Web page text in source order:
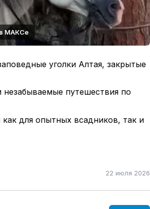
МАКСе
уголки Алтая, закрытые
путешествия по
для опытных всадников, так и
покладистые.
местность и уверенно держат
будут сопровождать вас
22 июля 2026